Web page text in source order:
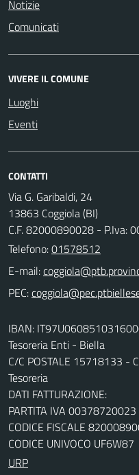
Notizie
Comunicati
VIVERE IL COMUNE
Luoghi
Eventi
CONTATTI
Via G. Garibaldi, 24
13863 Coggiola (BI)
C.F. 82000890028 - P.Iva:
Telefono:01578512
E-mail:
PEC:
IBAN:
Tesoreria Enti - Biella
C/C POSTALE 15718133 -
Tesoreria
DATI FATTURAZIONE:
PARTITA IVA 00378720023
CODICE FISCALE
CODICE UNIVOCO UF6W87
URP